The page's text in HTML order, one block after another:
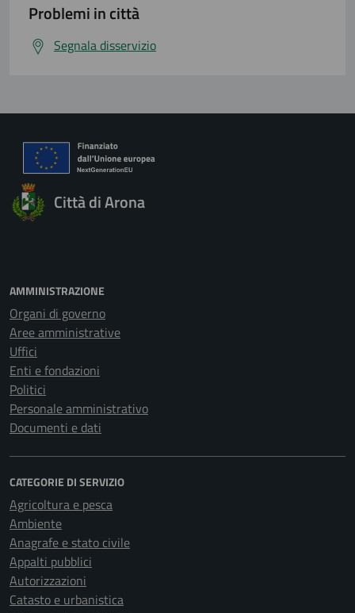
Problemi in città
Segnala disservizio
Città di Arona
AMMINISTRAZIONE
Organi di governo
Aree amministrative
Uffici
Enti e fondazioni
Politici
Personale amministrativo
Documenti e dati
CATEGORIE DI SERVIZIO
Agricoltura e pesca
Ambiente
Anagrafe e stato civile
Appalti pubblici
Autorizzazioni
Catasto e urbanistica